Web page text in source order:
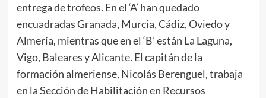
entrega de trofeos. En el ‘A’ han quedado
encuadradas Granada, Murcia, Cádiz, Oviedo y
Almería, mientras que en el ‘B’ están La Laguna,
Vigo, Baleares y Alicante. El capitán de la
formación almeriense, Nicolás Berenguel, trabaja
en la Sección de Habilitación en Recursos